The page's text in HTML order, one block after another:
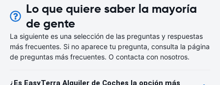
Lo que quiere saber la mayoría
de gente
La siguiente es una selección de las preguntas y respuestas
más frecuentes. Si no aparece tu pregunta, consulta la página
de preguntas más frecuentes. O contacta con nosotros.
¿Es EasyTerra Alquiler de Coches la opción más